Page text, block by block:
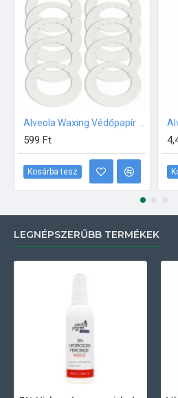
599 Ft
Kosárba tesz
LEGNÉPSZERŰBB TERMÉKEK